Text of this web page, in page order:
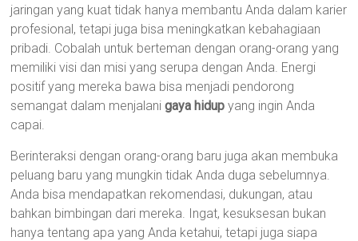
jaringan yang kuat tidak hanya membantu Anda dalam karier
profesional, tetapi juga bisa meningkatkan kebahagiaan
pribadi. Cobalah untuk berteman dengan orang-orang yang
memiliki visi dan misi yang serupa dengan Anda. Energi
positif yang mereka bawa bisa menjadi pendorong
semangat dalam menjalanigaya hidup yang ingin Anda
capai.
Berinteraksi dengan orang-orang baru juga akan membuka
peluang baru yang mungkin tidak Anda duga sebelumnya.
Anda bisa mendapatkan rekomendasi, dukungan, atau
bahkan bimbingan dari mereka. Ingat, kesuksesan bukan
hanya tentang apa yang Anda ketahui, tetapi juga siapa